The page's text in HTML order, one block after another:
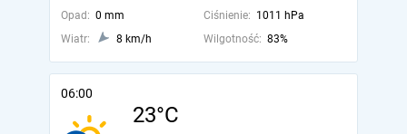
Opad: 0 mm Ciśnienie: 1011 hPa
Wiatr:
8 km/h Wilgotność: 83%
06:00
23°C